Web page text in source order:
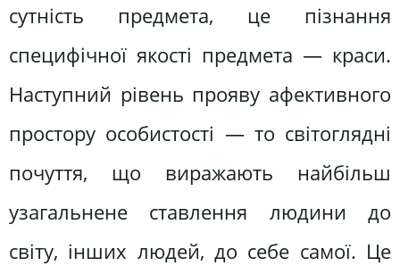
сутність предмета, це пізнання
специфічної якості предмета — краси.
Наступний рівень прояву афективного
простору особистості — то світоглядні
почуття, що виражають найбільш
узагальнене ставлення людини до
світу, інших людей, до себе самої. Це